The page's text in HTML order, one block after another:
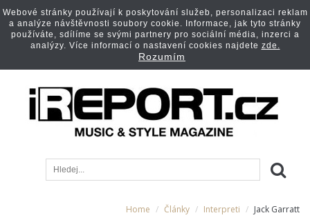
Home Články Interpreti Jack Garratt
Webové stránky používají k poskytování služeb, personalizaci reklam
a analýze návštěvnosti soubory cookie. Informace, jak tyto stránky
používáte, sdílíme se svými partnery pro sociální média, inzerci a
analýzy. Více informací o nastavení cookies najdete zde.
Rozumím